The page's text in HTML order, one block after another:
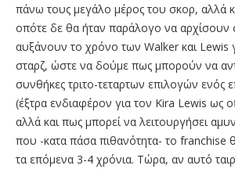
πάνω τους μεγάλο μέρος του σκορ, αλλά
οπότε δε θα ήταν παράλογο να αρχίσουν
αυξάνουν το χρόνο των Walker και
σταρζ, ώστε να δούμε πως μπορούν να
συνθήκες τριτο-τεταρτων επιλογών ενός
(έξτρα ενδιαφέρον για τον Kira Lewis ως
αλλά και πως μπορεί να λειτουργήσει
που -κατα πάσα πιθανότητα- το franchise θα
τα επόμενα 3-4 χρόνια. Tώρα, αν αυτό